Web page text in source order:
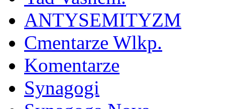
ANTYSEMITYZM
Cmentarze Wlkp.
Komentarze
Synagogi